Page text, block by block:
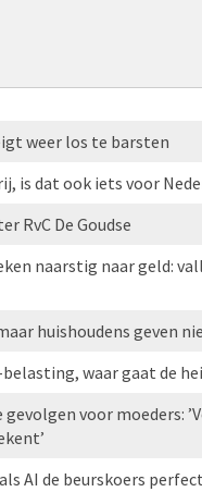
weer los te barsten
is dat ook iets voor
RvC De Goudse
naarstig naar geld:
huishoudens geven
waar gaat de
voor moeders:
AI de beurskoers